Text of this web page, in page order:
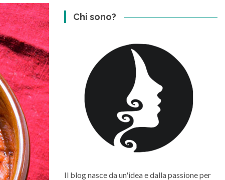
Chi sono?
Il blog nasce da un'idea e dalla passione per